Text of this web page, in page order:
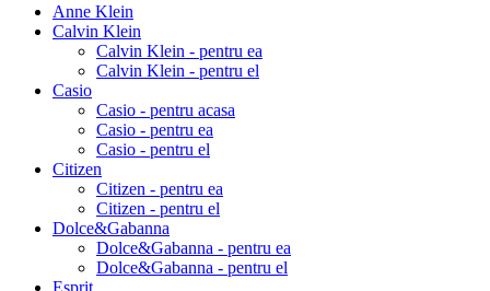
Anne Klein
Calvin Klein
Calvin Klein - pentru ea
Calvin Klein - pentru el
Casio
Casio - pentru acasa
Casio - pentru ea
Casio - pentru el
Citizen
Citizen - pentru ea
Citizen - pentru el
Dolce&Gabanna
Dolce&Gabanna - pentru ea
Dolce&Gabanna - pentru el
Esprit